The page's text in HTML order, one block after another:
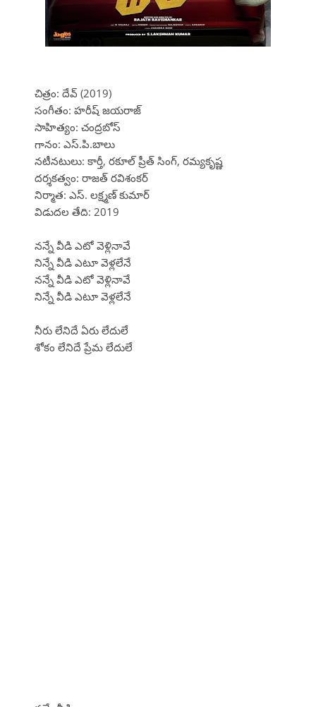
చిత్రం: దేవ్ (2019)
సంగీతం: హరీష్ జయరాజ్
సాహిత్యం: చంద్రబోస్
గానం: ఎస్.పి.బాలు
నటీనటులు: కార్తీ, రకూల్ ప్రీత్ సింగ్, రమ్యకృష్ణ
దర్శకత్వం: రాజత్ రవిశంకర్
నిర్మాత: ఎస్. లక్ష్మణ్ కుమార్
విడుదల తేది: 2019
నన్నే వీడి ఎటో వెళ్లినావే
నిన్నే వీడి ఎటూ వెళ్లలేనే
నన్నే వీడి ఎటో వెళ్లినావే
నిన్నే వీడి ఎటూ వెళ్లలేనే
నీరు లేనిదే ఏరు లేదులే
శోకం లేనిదే ప్రేమ లేదులే